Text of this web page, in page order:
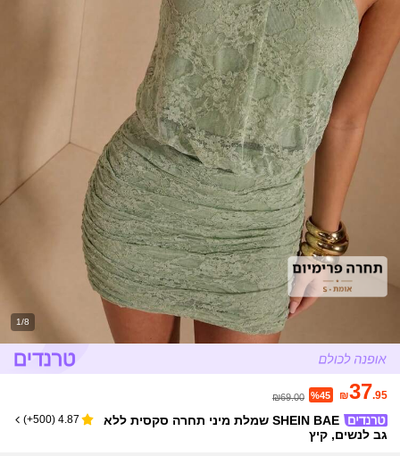
1/8
₪37.95
%45
₪69.00
SHEIN BAE שמלת מיני תחרה סקסית ללא
גב לנשים, קיץ
4.87
(
500+
)